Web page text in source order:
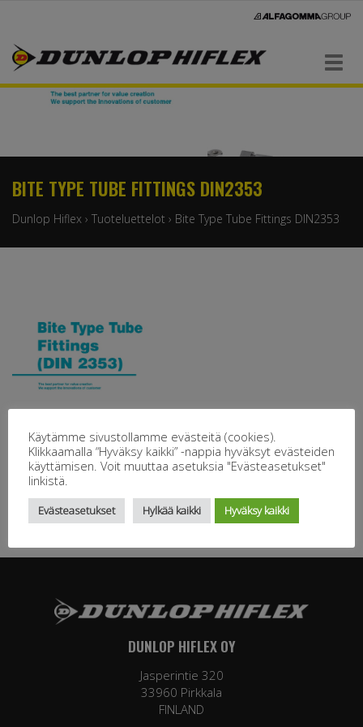
Navigaatio
BITE TYPE TUBE FITTINGS DIN2353
Dunlop Hiflex › Tuoteluettelot › Bite Type Tube Fittings DIN2353
DUNLOP HIFLEX OY
Jasperintie 320
33960 Pirkkala
FINLAND
Käytämme sivustollamme evästeitä (cookies).
Klikkaamalla “Hyväksy kaikki” -nappia hyväksyt evästeiden
käyttämisen. Voit muuttaa asetuksia "Evästeasetukset"
linkistä.
Evästeasetukset Hylkää kaikki Hyväksy kaikki